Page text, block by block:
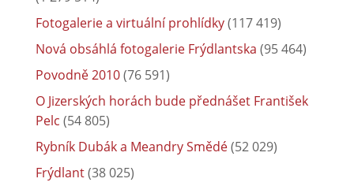
Fotogalerie a virtuální prohlídky(117 419)
Nová obsáhlá fotogalerie Frýdlantska (95 464)
Povodně 2010(76 591)
O Jizerských horách bude přednášet František
Pelc (54 805)
Rybník Dubák a Meandry Smědé(52 029)
Frýdlant(38 025)